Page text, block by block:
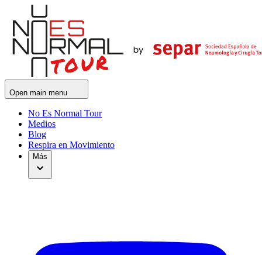
Open main menu
No Es Normal Tour
Medios
Blog
Respira en Movimiento
Más